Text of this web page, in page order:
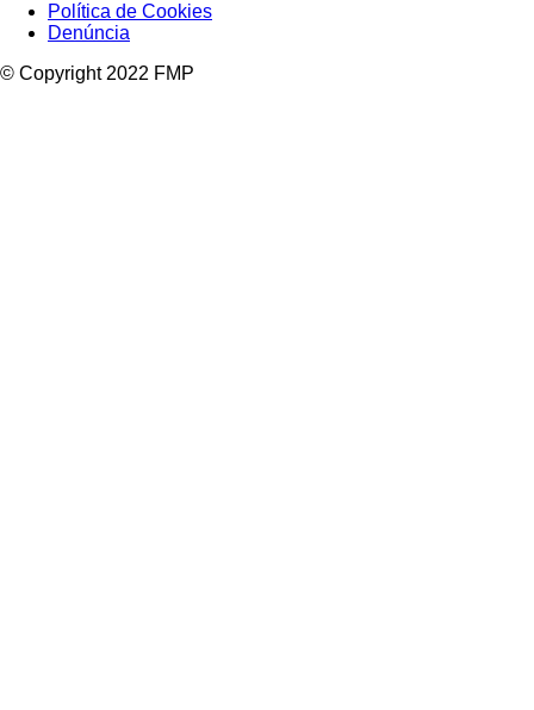
Política de Cookies
Denúncia
© Copyright 2022 FMP